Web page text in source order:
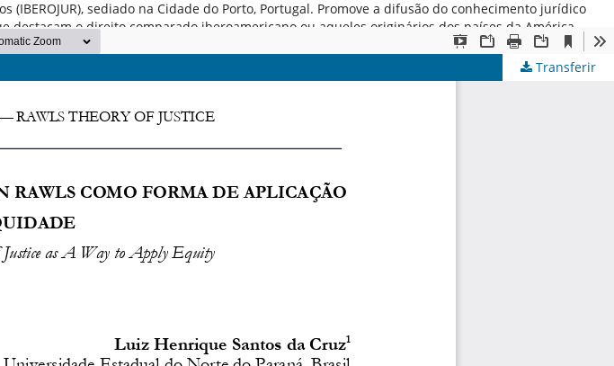
sediado na Cidade do Porto, Portugal. Promove a difusão do conhecimento jurídico
o direito comparado iberoamericano ou aqueles originários dos países da América
Transferir